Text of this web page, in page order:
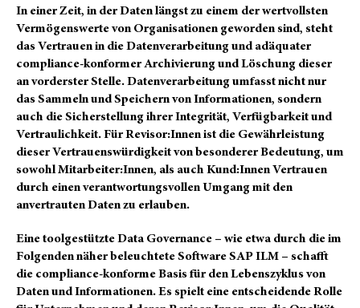
In einer Zeit, in der Daten längst zu einem der wertvollsten
Vermögenswerte von Organisationen geworden sind, steht
das Vertrauen in die Datenverarbeitung und adäquater
compliance-konformer Archivierung und Löschung dieser
an vorderster Stelle. Datenverarbeitung umfasst nicht nur
das Sammeln und Speichern von Informationen, sondern
auch die Sicherstellung ihrer Integrität, Verfügbarkeit und
Vertraulichkeit. Für Revisor:Innen ist die Gewährleistung
dieser Vertrauenswürdigkeit von besonderer Bedeutung, um
sowohl Mitarbeiter:Innen, als auch Kund:Innen Vertrauen
durch einen verantwortungsvollen Umgang mit den
anvertrauten Daten zu erlauben.
Eine toolgestützte Data Governance – wie etwa durch die im
Folgenden näher beleuchtete Software SAP ILM – schafft
die compliance-konforme Basis für den Lebenszyklus von
Daten und Informationen. Es spielt eine entscheidende Rolle